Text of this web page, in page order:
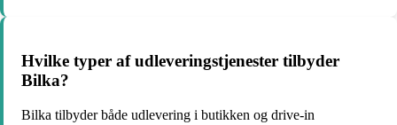
Hvilke typer af udleveringstjenester tilbyder
Bilka?
Bilka tilbyder både udlevering i butikken og drive-in